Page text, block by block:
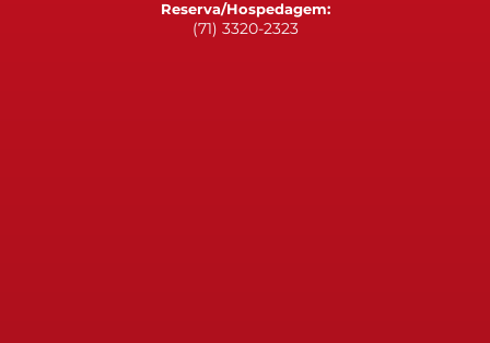
Reserva/Hospedagem:
(71) 3320-2323